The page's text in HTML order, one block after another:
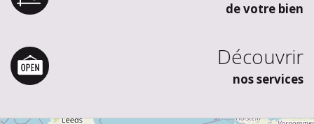
de votre bien
Découvrir
nos services